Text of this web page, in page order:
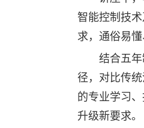
智能控制技
求，通俗易
结合五
径，对比传
的专业学习
升级新要求。